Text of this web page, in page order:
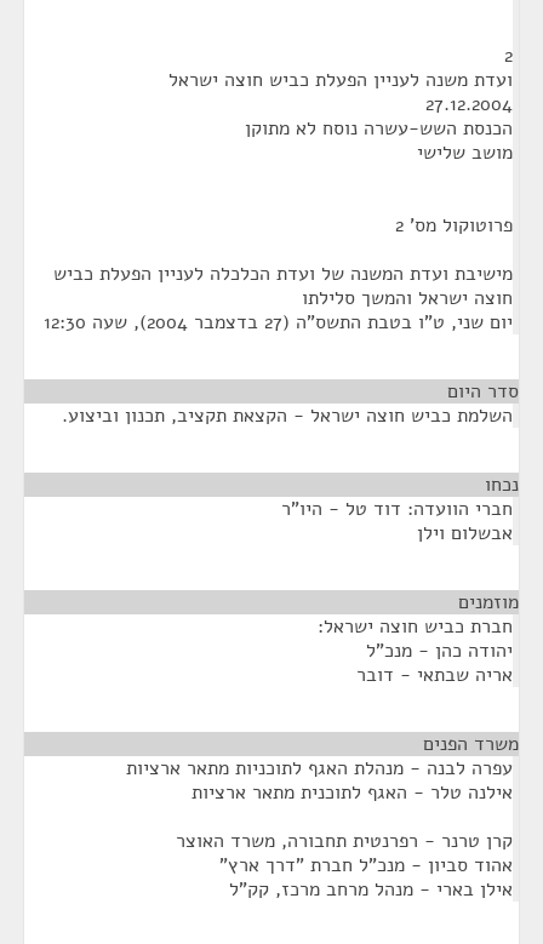
2
ועדת משנה לעניין הפעלת כביש חוצה ישראל
27.12.2004
הכנסת השש-עשרה נוסח לא מתוקן
מושב שלישי
פרוטוקול מס' 2
מישיבת ועדת המשנה של ועדת הכלכלה לעניין הפעלת כביש
חוצה ישראל והמשך סלילתו
יום שני, ט"ו בטבת התשס"ה (27 בדצמבר 2004), שעה 12:30
סדר היום
השלמת כביש חוצה ישראל - הקצאת תקציב, תכנון וביצוע.
נכחו
חברי הוועדה: דוד טל - היו"ר
אבשלום וילן
מוזמנים
חברת כביש חוצה ישראל:
יהודה כהן - מנכ"ל
אריה שבתאי - דובר
משרד הפנים
עפרה לבנה - מנהלת האגף לתוכניות מתאר ארציות
אילנה טלר - האגף לתוכנית מתאר ארציות
קרן טרנר - רפרנטית תחבורה, משרד האוצר
אהוד סביון - מנכ"ל חברת "דרך ארץ"
אילן בארי - מנהל מרחב מרכז, קק"ל